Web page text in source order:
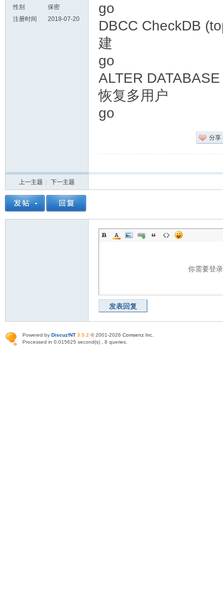
性别
保密
注册时间
2018-07-20
go
DBCC CheckDB
建
go
ALTER
恢复多用户
go
分享
上一主题 下一主题
你需要登
发表回复
Powered by Discuz!NT 3.5.2 © 2001-2026 Comsenz Inc
Processed in 0.015625 second(s) , 8 queries.